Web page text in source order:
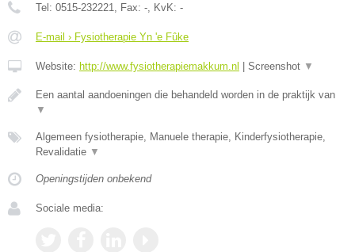
Tel: 0515-232221 , Fax: - , KvK: -
E-mail › Fysiotherapie Yn 'e Fûke
Website: http://www.fysiotherapiemakkum.nl | Screenshot ▼
Een aantal aandoeningen die behandeld worden in de praktijk van
▼
Algemeen fysiotherapie, Manuele therapie, Kinderfysiotherapie,
Revalidatie ▼
Openingstijden onbekend
Sociale media: